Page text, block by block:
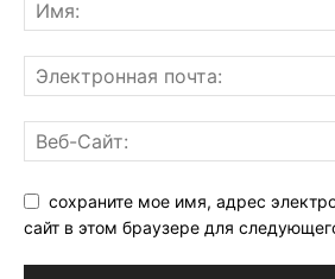
сохраните мое имя, адрес
сайт в этом браузере для